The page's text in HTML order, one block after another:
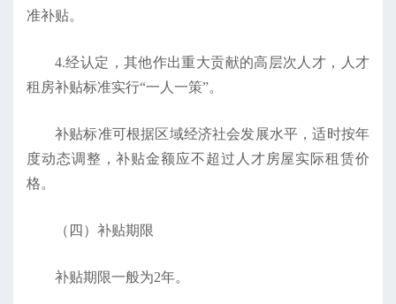
准补贴。
4.经认定，其他作出重大贡献的高层次人才，人才
租房补贴标准实行“一人一策”。
补贴标准可根据区域经济社会发展水平，适时按年
度动态调整，补贴金额应不超过人才房屋实际租赁价
格。
（四）补贴期限
补贴期限一般为2年。